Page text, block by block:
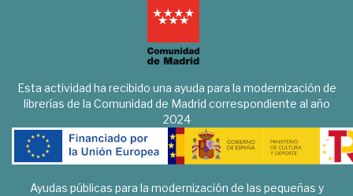
Esta actividad ha recibido una ayuda para la modernización de
librerías de la Comunidad de Madrid correspondiente al año
2024
Ayudas públicas para la modernización de las pequeñas y